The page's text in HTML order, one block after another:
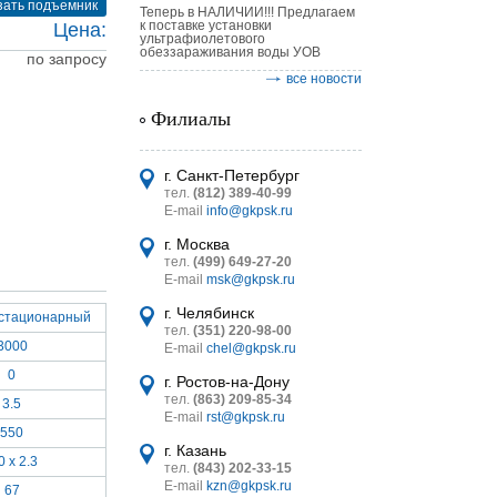
MINI
подъемник
Цена:
по запросу
0
3.5
550
x 2.3
67
Теперь в НАЛИЧИИ!!! Предлагаем
к поставке установки
ультрафиолетового
обеззараживания воды УОВ
все новости
Филиалы
г. Санкт-Петербург
тел. (812) 389-40-99
E-mail info@gkpsk.ru
г. Москва
тел. (499) 649-27-20
E-mail msk@gkpsk.ru
г. Челябинск
тел. (351) 220-98-00
E-mail chel@gkpsk.ru
г. Ростов-на-Дону
тел. (863) 209-85-34
E-mail rst@gkpsk.ru
г. Казань
тел. (843) 202-33-15
E-mail
kzn@gkpsk.ru